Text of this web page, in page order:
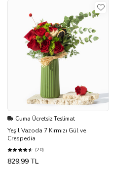
Cuma Ücretsiz Teslimat
Yeşil Vazoda 7 Kırmızı Gül ve
Crespedia
(20)
829,99 TL